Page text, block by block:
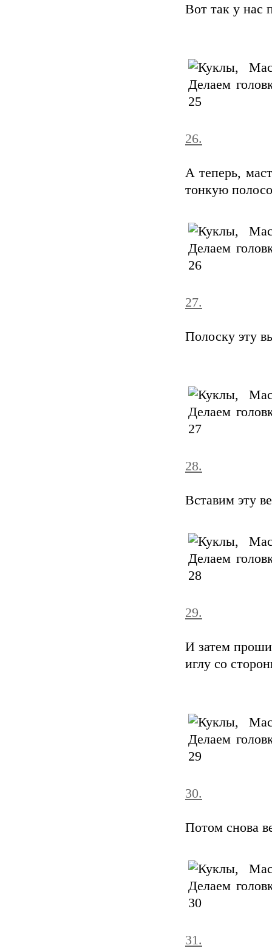
Вот так у нас
26.
А теперь,
тонкую
27.
Полоску эту
28.
Вставим эту
29.
И затем
иглу со
30.
Потом снова
31.